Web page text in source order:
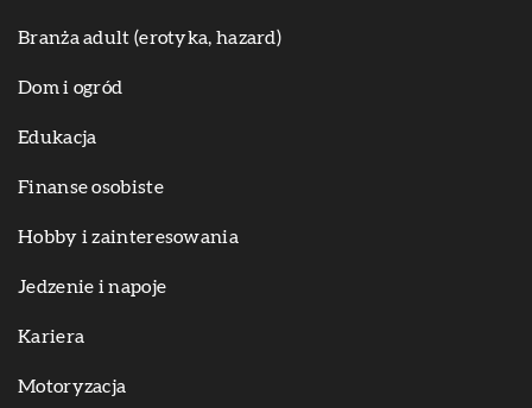
Branża adult (erotyka, hazard)
Dom i ogród
Edukacja
Finanse osobiste
Hobby i zainteresowania
Jedzenie i napoje
Kariera
Motoryzacja